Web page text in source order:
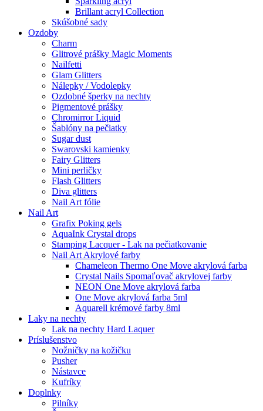
Brillant acryl Collection
Skúšobné sady
Ozdoby
Charm
Glitrové prášky Magic Moments
Nailfetti
Glam Glitters
Nálepky / Vodolepky
Ozdobné šperky na nechty
Pigmentové prášky
Chromirror Liquid
Šablóny na pečiatky
Sugar dust
Swarovski kamienky
Fairy Glitters
Mini perličky
Flash Glitters
Diva glitters
Nail Art fólie
Nail Art
Grafix Poking gels
AquaInk Crystal drops
Stamping Lacquer - Lak na pečiatkovanie
Nail Art Akrylové farby
Chameleon Thermo One Move akrylová farba
Crystal Nails Spomaľovač akrylovej farby
NEON One Move akrylová farba
One Move akrylová farba 5ml
Aquarell krémové farby 8ml
Laky na nechty
Lak na nechty Hard Laquer
Príslušenstvo
Nožničky na kožičku
Pusher
Nástavce
Kufríky
Doplnky
Pilníky